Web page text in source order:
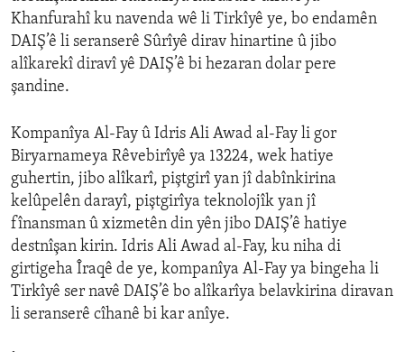
Khanfurahî ku navenda wê li Tirkîyê ye, bo endamên
DAIŞ’ê li seranserê Sûrîyê dirav hinartine û jibo
alîkarekî diravî yê DAIŞ’ê bi hezaran dolar pere
şandine.
Kompanîya Al-Fay û Idris Ali Awad al-Fay li gor
Biryarnameya Rêvebirîyê ya 13224, wek hatiye
guhertin, jibo alîkarî, piştgirî yan jî dabînkirina
kelûpelên darayî, piştgirîya teknolojîk yan jî
fînansman û xizmetên din yên jibo DAIŞ’ê hatiye
destnîşan kirin. Idris Ali Awad al-Fay, ku niha di
girtigeha Îraqê de ye, kompanîya Al-Fay ya bingeha li
Tirkîyê ser navê DAIŞ’ê bo alîkarîya belavkirina diravan
li seranserê cîhanê bi kar anîye.